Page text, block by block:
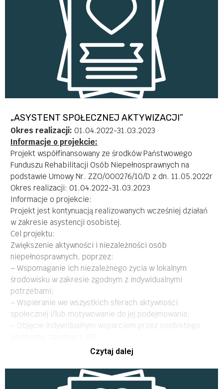
Wartość projektu: 1 851 446,00zł
Wartość dofinansowania: 1 621 080,00 zł
Wartość łączna wkładu własnego 230 366,00zł
Trzeci okres realizacji projektu: 1 kwiecień 2024 – 31
Wartość projektu: 1 881 470,00zł
Wartość dofinansowania: 1 630 080,00zł
„ASYSTENT SPOŁECZNEJ AKTYWIZACJI”
Okres realizacji: 01.04.2022-31.03.2023
Informacje o projekcie:
Projekt współfinansowany ze środków Państwowego
Funduszu Rehabilitacji Osób Niepełnosprawnych na
podstawie Umowy Nr. ZZO/000276/10/D z dn. 11.05.2022r
Okres realizacji: 01.04.2022-31.03.2023
Informacje o projekcie:
Projekt jest kontynuacją realizowanych wcześniej działań
w zakresie asystencji osobistej.
Cel projektu:
Zwiększenie aktywności i niezależności osób
niepełnosprawnych, poprzez:
– Wspomaganie ich niezależnego życia w lokalnym
środowisku w zakresie zgodnym z indywidualnymi
potrzebami;
– Wspieranie we wszystkich sferach aktywności
społecznej i/lub motywowanie do jej podejmowania;
– Objęcie indywidualnym wsparciem przez osobistego
– Rozwój osobisty beneficjentów
niepełnosprawni mieszkańcy województwa podlaskiego,
którzy posiadają orzeczenie o znacznym, lub
Czytaj dalej